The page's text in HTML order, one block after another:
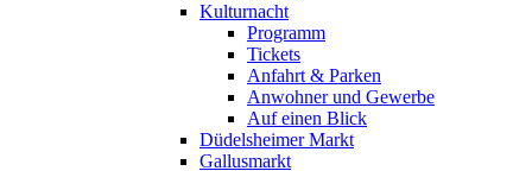
Kulturnacht
Programm
Tickets
Anfahrt & Parken
Anwohner und Gewerbe
Auf einen Blick
Düdelsheimer Markt
Gallusmarkt